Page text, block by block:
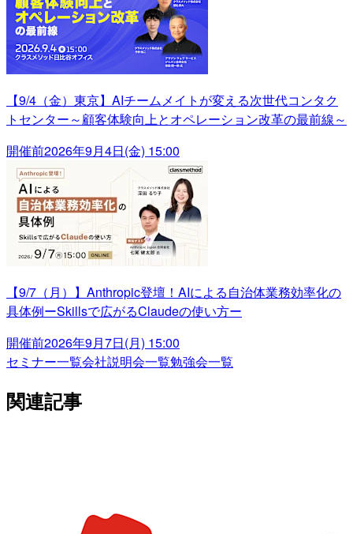
【9/4（金）東京】AIチームメイトが変える次世代コンタク
トセンター～顧客体験向上とオペレーション改革の最前線～
開催前2026年9月4日(金) 15:00
【9/7（月）】Anthropic登壇！AIによる自治体業務効率化の
具体例ーSkillsで広がるClaudeの使い方ー
開催前2026年9月7日(月) 15:00
セミナー一覧会社説明会一覧勉強会一覧
関連記事